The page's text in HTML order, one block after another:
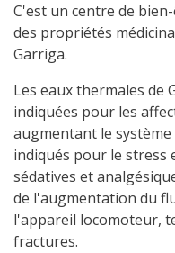
C'est un centre de
des propriétés
Garriga.
Les eaux thermales
indiquées pour les
augmentant le
indiqués pour le stress
sédatives et
de l'augmentation du
l'appareil locomoteur,
fractures.